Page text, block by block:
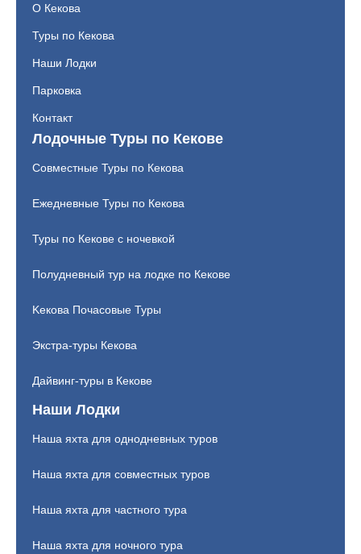
О Кекова
Туры по Кекова
Наши Лодки
Парковка
Контакт
Лодочные Туры по Кекове
Совместные Туры по Кекова
Ежедневные Туры по Кекова
Туры по Кекове с ночевкой
Полудневный тур на лодке по Кекове
Kекова Почасовые Туры
Экстра-туры Кекова
Дайвинг-туры в Кекове
Наши Лодки
Наша яхта для однодневных туров
Наша яхта для совместных туров
Наша яхта для частного тура
Наша яхта для ночного тура